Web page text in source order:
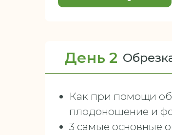
День 2
Как при помощи
плодоношение и
3 самые основные